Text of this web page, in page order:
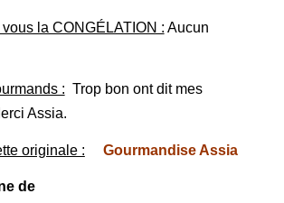
vous la CONGÉLATION : Aucun
: Trop bon ont dit mes
Assia.
originale : Gourmandise Assia
de